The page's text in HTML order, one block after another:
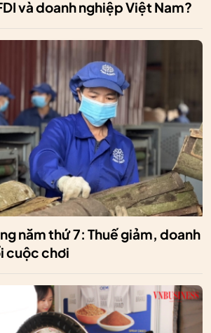
và doanh nghiệp Việt Nam?
năm thứ 7: Thuế giảm, doanh
cuộc chơi